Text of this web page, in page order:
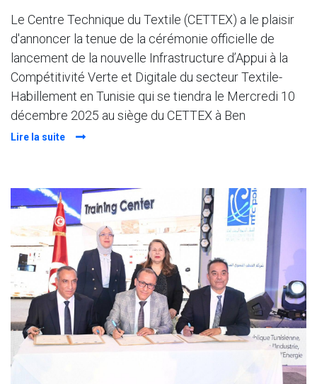
Le Centre Technique du Textile (CETTEX) a le plaisir
d'annoncer la tenue de la cérémonie officielle de
lancement de la nouvelle Infrastructure d’Appui à la
Compétitivité Verte et Digitale du secteur Textile-
Habillement en Tunisie qui se tiendra le Mercredi 10
décembre 2025 au siège du CETTEX à Ben
Lire la suite